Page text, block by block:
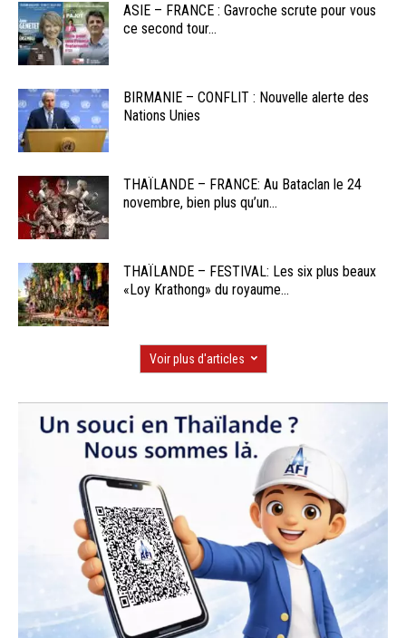
ASIE – FRANCE : Gavroche scrute pour vous
ce second tour...
BIRMANIE – CONFLIT : Nouvelle alerte des
Nations Unies
THAÏLANDE – FRANCE: Au Bataclan le 24
novembre, bien plus qu’un...
THAÏLANDE – FESTIVAL: Les six plus beaux
«Loy Krathong» du royaume...
Voir plus d'articles